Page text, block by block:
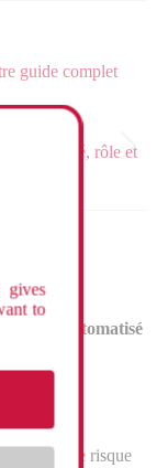
guide complet
rôle et
automatisé
facteurs de risque
gives
to